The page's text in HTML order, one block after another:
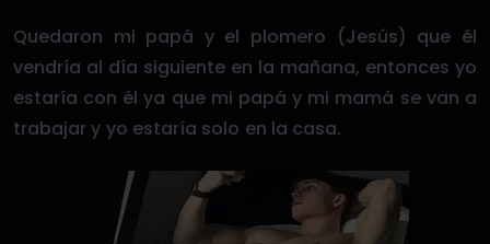
Quedaron mi papá y el plomero (Jesús) que él
vendría al día siguiente en la mañana, entonces yo
estaría con él ya que mi papá y mi mamá se van a
trabajar y yo estaría solo en la casa.